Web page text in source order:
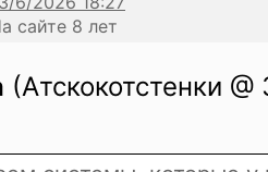
сайте 8 лет
(Атскокотстенки